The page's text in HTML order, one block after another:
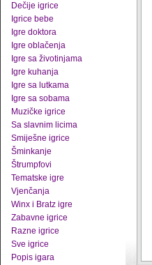
Dečije igrice
Igrice bebe
Igre doktora
Igre oblačenja
Igre sa životinjama
Igre kuhanja
Igre sa lutkama
Igre sa sobama
Muzičke igrice
Sa slavnim licima
Smiješne igrice
Šminkanje
Štrumpfovi
Tematske igre
Vjenčanja
Winx i Bratz igre
Zabavne igrice
Razne igrice
Sve igrice
Popis igara